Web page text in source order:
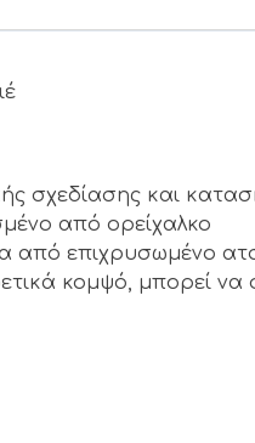
σχεδίασης και
από ορείχαλκο
από επιχρυσωμένο
κομψό, μπορεί να